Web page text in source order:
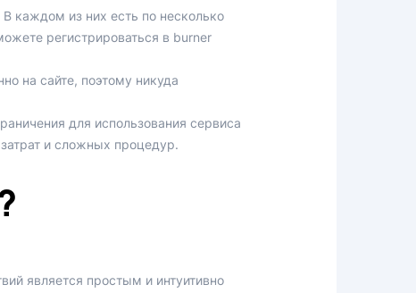
каждом из них есть по несколько
регистрироваться в burner
на сайте, поэтому никуда
для использования сервиса
и сложных процедур.
является простым и интуитивно